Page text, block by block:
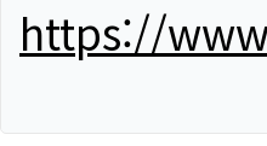
https://